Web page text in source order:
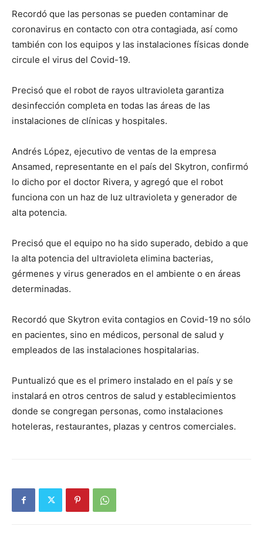
Recordó que las personas se pueden contaminar de
coronavirus en contacto con otra contagiada, así como
también con los equipos y las instalaciones físicas donde
circule el virus del Covid-19.
Precisó que el robot de rayos ultravioleta garantiza
desinfección completa en todas las áreas de las
instalaciones de clínicas y hospitales.
Andrés López, ejecutivo de ventas de la empresa
Ansamed, representante en el país del Skytron, confirmó
lo dicho por el doctor Rivera, y agregó que el robot
funciona con un haz de luz ultravioleta y generador de
alta potencia.
Precisó que el equipo no ha sido superado, debido a que
la alta potencia del ultravioleta elimina bacterias,
gérmenes y virus generados en el ambiente o en áreas
determinadas.
Recordó que Skytron evita contagios en Covid-19 no sólo
en pacientes, sino en médicos, personal de salud y
empleados de las instalaciones hospitalarias.
Puntualizó que es el primero instalado en el país y se
instalará en otros centros de salud y establecimientos
donde se congregan personas, como instalaciones
hoteleras, restaurantes, plazas y centros comerciales.